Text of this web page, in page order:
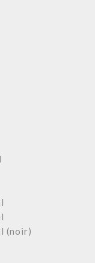
(noir)